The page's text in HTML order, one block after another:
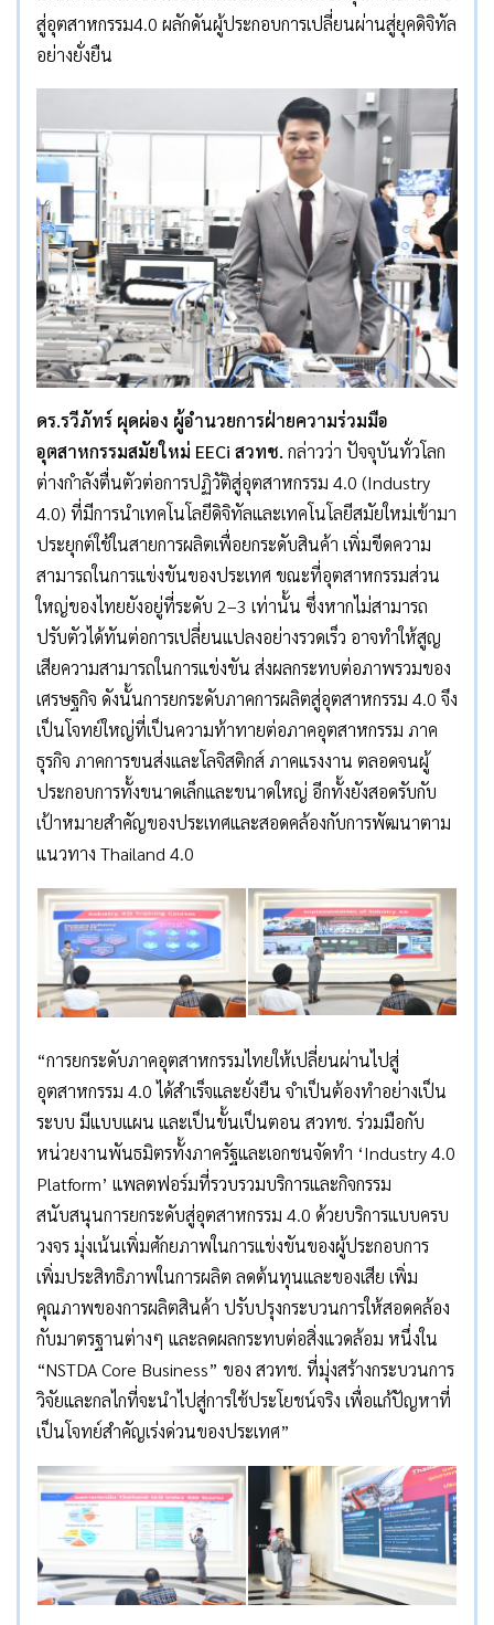
สู่อุตสาหกรรม4.0 ผลักดันผู้ประกอบการเปลี่ยนผ่านสู่ยุคดิจิทัล
อย่างยั่งยืน
ดร.รวีภัทร์ ผุดผ่อง ผู้อำนวยการฝ่ายความร่วมมือ
อุตสาหกรรมสมัยใหม่ EECi สวทช. กล่าวว่า ปัจจุบันทั่วโลก
ต่างกำลังตื่นตัวต่อการปฏิวัติสู่อุตสาหกรรม 4.0 (Industry
4.0) ที่มีการนำเทคโนโลยีดิจิทัลและเทคโนโลยีสมัยใหม่เข้ามา
ประยุกต์ใช้ในสายการผลิตเพื่อยกระดับสินค้า เพิ่มขีดความ
สามารถในการแข่งขันของประเทศ ขณะที่อุตสาหกรรมส่วน
ใหญ่ของไทยยังอยู่ที่ระดับ 2–3 เท่านั้น ซึ่งหากไม่สามารถ
ปรับตัวได้ทันต่อการเปลี่ยนแปลงอย่างรวดเร็ว อาจทำให้สูญ
เสียความสามารถในการแข่งขัน ส่งผลกระทบต่อภาพรวมของ
เศรษฐกิจ ดังนั้นการยกระดับภาคการผลิตสู่อุตสาหกรรม 4.0 จึง
เป็นโจทย์ใหญ่ที่เป็นความท้าทายต่อภาคอุตสาหกรรม ภาค
ธุรกิจ ภาคการขนส่งและโลจิสติกส์ ภาคแรงงาน ตลอดจนผู้
ประกอบการทั้งขนาดเล็กและขนาดใหญ่ อีกทั้งยังสอดรับกับ
เป้าหมายสำคัญของประเทศและสอดคล้องกับการพัฒนาตาม
แนวทาง Thailand 4.0
“การยกระดับภาคอุตสาหกรรมไทยให้เปลี่ยนผ่านไปสู่
อุตสาหกรรม 4.0 ได้สำเร็จและยั่งยืน จำเป็นต้องทำอย่างเป็น
ระบบ มีแบบแผน และเป็นขั้นเป็นตอน สวทช. ร่วมมือกับ
หน่วยงานพันธมิตรทั้งภาครัฐและเอกชนจัดทำ ‘Industry 4.0
Platform’ แพลตฟอร์มที่รวบรวมบริการและกิจกรรม
สนับสนุนการยกระดับสู่อุตสาหกรรม 4.0 ด้วยบริการแบบครบ
วงจร มุ่งเน้นเพิ่มศักยภาพในการแข่งขันของผู้ประกอบการ
เพิ่มประสิทธิภาพในการผลิต ลดต้นทุนและของเสีย เพิ่ม
คุณภาพของการผลิตสินค้า ปรับปรุงกระบวนการให้สอดคล้อง
กับมาตรฐานต่างๆ และลดผลกระทบต่อสิ่งแวดล้อม หนึ่งใน
“NSTDA Core Business” ของ สวทช. ที่มุ่งสร้างกระบวนการ
วิจัยและกลไกที่จะนำไปสู่การใช้ประโยชน์จริง เพื่อแก้ปัญหาที่
เป็นโจทย์สำคัญเร่งด่วนของประเทศ”